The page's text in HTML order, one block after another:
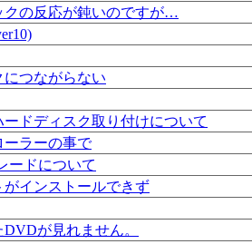
クの反応が鈍いのですが…
につながらない
ードディスク取り付けについて
ーラーの事で
ードについて
がインストールできず
が見れません。